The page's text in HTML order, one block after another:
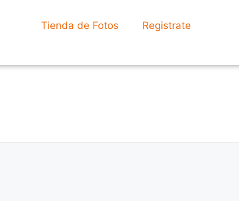
Tienda de Fotos Registrate